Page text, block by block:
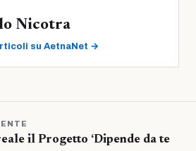
Nicotra
su AetnaNet →
il Progetto ‘Dipende da te